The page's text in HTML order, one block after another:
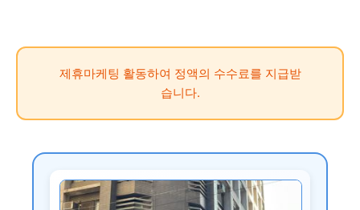
시티)제휴마케팅 활동하여 정액의 수수료를 지급받
습니다.